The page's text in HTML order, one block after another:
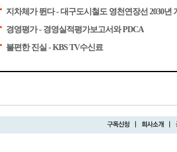
지차체가 뛴다 - 대구도시철도 영천연장선 2030년
경영평가 - 경영실적평가보고서와 PDCA
불편한 진실 - KBS TV수신료